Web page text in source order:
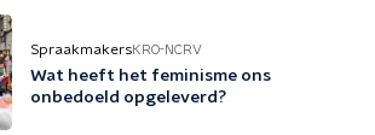
SpraakmakersKRO-NCRV
Wat heeft het feminisme ons
onbedoeld opgeleverd?